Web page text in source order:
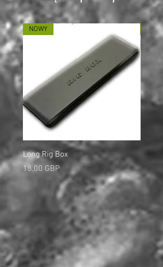
NOWY
Long Rig Box
Cena
18,00 GBP
NOWY
Cena
5,00